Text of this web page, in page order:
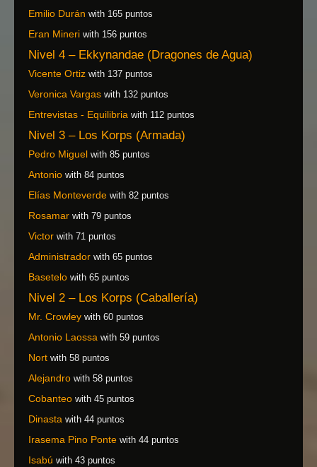
Emilio Durán with 165 puntos
Eran Mineri with 156 puntos
Nivel 4 – Ekkynandae (Dragones de Agua)
Vicente Ortiz with 137 puntos
Veronica Vargas with 132 puntos
Entrevistas - Equilibria with 112 puntos
Nivel 3 – Los Korps (Armada)
Pedro Miguel with 85 puntos
Antonio with 84 puntos
Elías Monteverde with 82 puntos
Rosamar with 79 puntos
Victor with 71 puntos
Administrador with 65 puntos
Basetelo with 65 puntos
Nivel 2 – Los Korps (Caballería)
Mr. Crowley with 60 puntos
Antonio Laossa with 59 puntos
Nort with 58 puntos
Alejandro with 58 puntos
Cobanteo with 45 puntos
Dinasta with 44 puntos
Irasema Pino Ponte with 44 puntos
Isabú with 43 puntos